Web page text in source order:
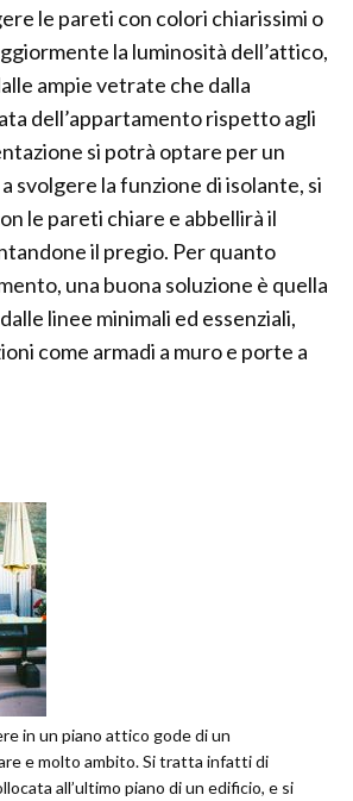
le pareti con colori chiarissimi o
la luminosità dell’attico,
ampie vetrate che dalla
dell’appartamento rispetto agli
si potrà optare per un
svolgere la funzione di isolante, si
le pareti chiare e abbellirà il
il pregio. Per quanto
una buona soluzione è quella
linee minimali ed essenziali,
come armadi a muro e porte a
in un piano attico gode di un
e molto ambito. Si tratta infatti di
all’ultimo piano di un edificio, e si